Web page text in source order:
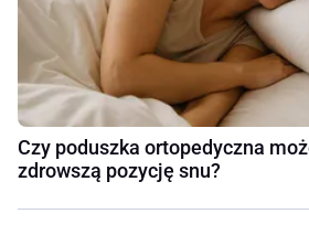
Czy poduszka ortopedyczna
zdrowszą pozycję snu?